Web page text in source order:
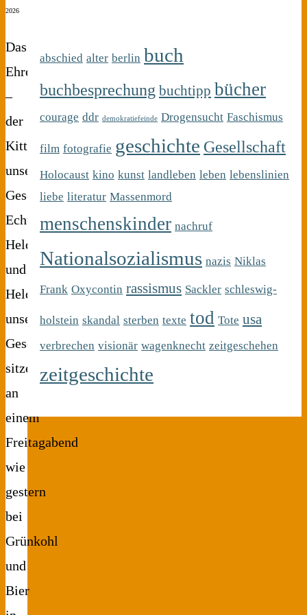
2026
Das
Ehrenamt
–
der
Kitt
unserer
Gesellschaft
Echte
Heldinnen
und
Helden
unserer
Gesellschaft
sitzen
an
einem
Freitagabend
wie
gestern
bei
Grünkohl
und
Bier
abschied alter berlin buch
buchbesprechung buchtipp bücher
courage ddr demokratiefeinde Drogensucht Faschismus
film fotografie geschichte Gesellschaft
Holocaust kino kunst landleben leben lebenslinien
liebe literatur Massenmord
menschenskinder nachruf
Nationalsozialismus nazis Niklas
Frank Oxycontin rassismus Sackler schleswig-
holstein skandal sterben texte tod Tote usa
verbrechen visionär wagenknecht zeitgeschehen
zeitgeschichte